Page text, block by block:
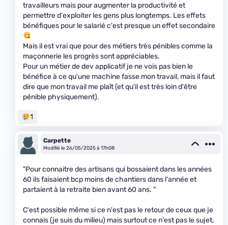
travailleurs mais pour augmenter la productivité et
permettre d'exploiter les gens plus longtemps. Les effets
bénéfiques pour le salarié c'est presque un effet secondaire
Mais il est vrai que pour des métiers très pénibles comme la
maçonnerie les progrès sont appréciables.
Pour un métier de dev applicatif je ne vois pas bien le
bénéfice à ce qu'une machine fasse mon travail, mais il faut
dire que mon travail me plaît (et qu'il est très loin d'être
pénible physiquement).
1
Carpette
Modifié le 26/05/2025 à 17h08
"Pour connaitre des artisans qui bossaient dans les années
60 ils faisaient bcp moins de chantiers dans l'année et
partaient à la retraite bien avant 60 ans. "
C'est possible même si ce n'est pas le retour de ceux que je
connais (je suis du milieu) mais surtout ce n'est pas le sujet,